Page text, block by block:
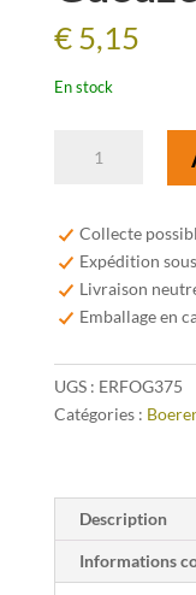
€5,15
En stock
Oude
Gueuze
37,5cl
Collecte
Expédition
Livraison
Emballage en
UGS : ERFOG375
Catégories :
Description
Informations